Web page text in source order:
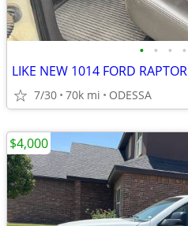
• • • •
LIKE NEW 1014 FORD RAPTOR
7/30 70k mi ODESSA
$4,000